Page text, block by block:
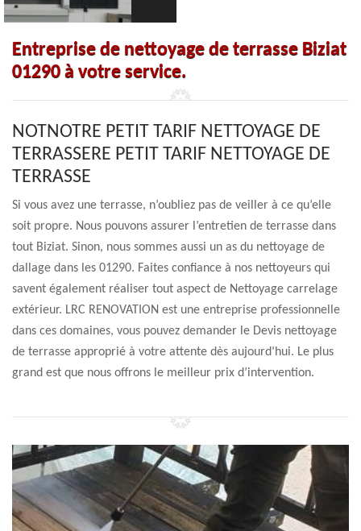
Entreprise de nettoyage de terrasse Biziat
01290 à votre service.
NOTNOTRE PETIT TARIF NETTOYAGE DE
TERRASSERE PETIT TARIF NETTOYAGE DE
TERRASSE
Si vous avez une terrasse, n’oubliez pas de veiller à ce qu’elle
soit propre. Nous pouvons assurer l’entretien de terrasse dans
tout Biziat. Sinon, nous sommes aussi un as du nettoyage de
dallage dans les 01290. Faites confiance à nos nettoyeurs qui
savent également réaliser tout aspect de Nettoyage carrelage
extérieur. LRC RENOVATION est une entreprise professionnelle
dans ces domaines, vous pouvez demander le Devis nettoyage
de terrasse approprié à votre attente dès aujourd’hui. Le plus
grand est que nous offrons le meilleur prix d’intervention.